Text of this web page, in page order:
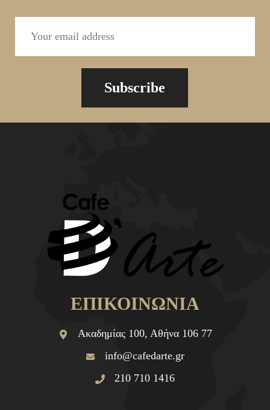
Subscribe
ΕΠΙΚΟΙΝΩΝΙΑ
Ακαδημίας 100, Αθήνα 106 77
info@cafedarte.gr
210 710 1416